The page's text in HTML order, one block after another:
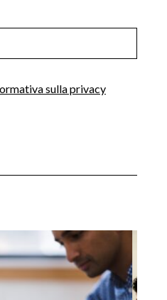
sulla privacy